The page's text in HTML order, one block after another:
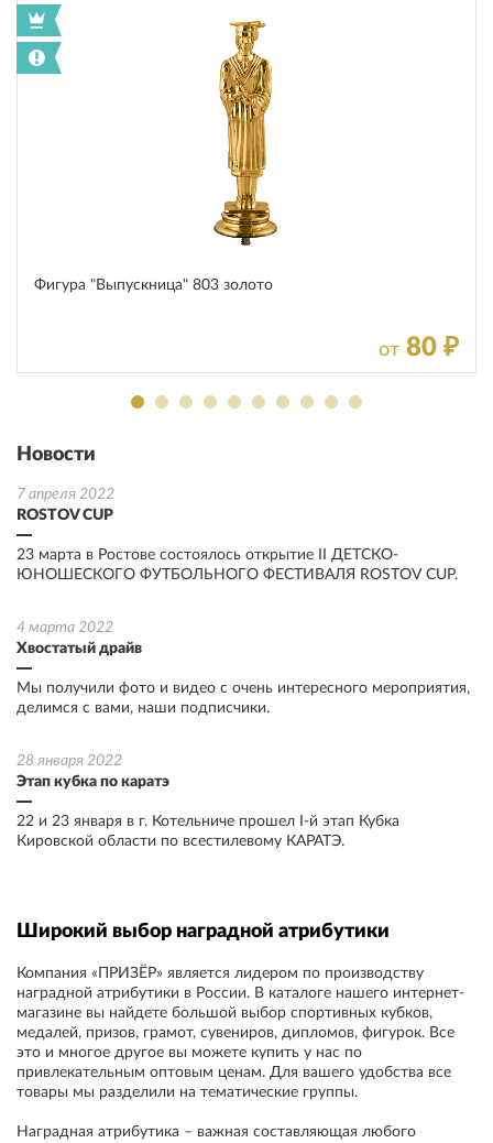
Фигура "Выпускница" 803 золото
от 80 ₽
Кубок 620
Медаль 524 Корона
Новости
7 апреля 2022
ROSTOV CUP
23 марта в Ростове состоялось открытие II ДЕТСКО-
ЮНОШЕСКОГО ФУТБОЛЬНОГО ФЕСТИВАЛЯ ROSTOV CUP.
4 марта 2022
Хвостатый драйв
Мы получили фото и видео с очень интересного мероприятия,
делимся с вами, наши подписчики.
28 января 2022
Этап кубка по каратэ
22 и 23 января в г. Котельниче прошел I-й этап Кубка
Кировской области по всестилевому КАРАТЭ.
Широкий выбор наградной атрибутики
Компания «ПРИЗЁР» является лидером по производству
наградной атрибутики в России. В каталоге нашего интернет-
магазине вы найдете большой выбор спортивных кубков,
медалей, призов, грамот, сувениров, дипломов, фигурок. Все
это и многое другое вы можете купить у нас по
привлекательным оптовым ценам. Для вашего удобства все
товары мы разделили на тематические группы.
Наградная атрибутика – важная составляющая любого